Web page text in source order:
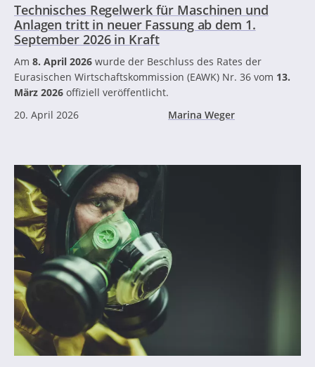
Technisches Regelwerk für Maschinen und
Anlagen tritt in neuer Fassung ab dem 1.
September 2026 in Kraft
Am 8. April 2026 wurde der Beschluss des Rates der
Eurasischen Wirtschaftskommission (EAWK) Nr. 36 vom 13.
März 2026 offiziell veröffentlicht.
20. April 2026
Marina Weger